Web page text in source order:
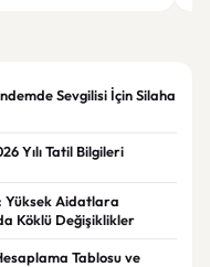
Sevgilisi İçin Silaha
Yılı Tatil Bilgileri
Yüksek Aidatlara
Köklü Değişiklikler
Tablosu ve